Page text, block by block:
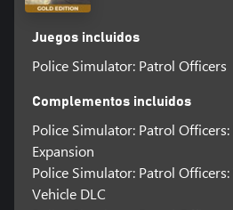
Juegos incluidos
Police Simulator: Patrol Officers
Complementos incluidos
Police Simulator: Patrol
Expansion
Police Simulator: Patrol
Vehicle DLC